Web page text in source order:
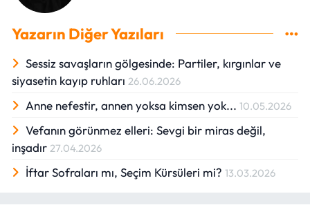
Yazarın Diğer Yazıları
Sessiz savaşların gölgesinde: Partiler, kırgınlar ve
siyasetin kayıp ruhları 26.06.2026
Anne nefestir, annen yoksa kimsen yok... 10.05.2026
Vefanın görünmez elleri: Sevgi bir miras değil,
inşadır 27.04.2026
İftar Sofraları mı, Seçim Kürsüleri mi? 13.03.2026